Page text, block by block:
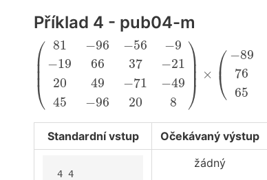
Příklad 4 - pub04-m
⎛
⎜
⎜ ⎜⎝
81 −96 −56 −9
−19 66 37 −21
20
49 −71 −49
45
−96 20 8
⎞⎟ ⎟
⎟
⎠
× ⎛
⎜
⎝
−89
76
65
81 −96 56− 1966 37− 21
Standardní vstup Očekávaný výstup
4 4
žádný